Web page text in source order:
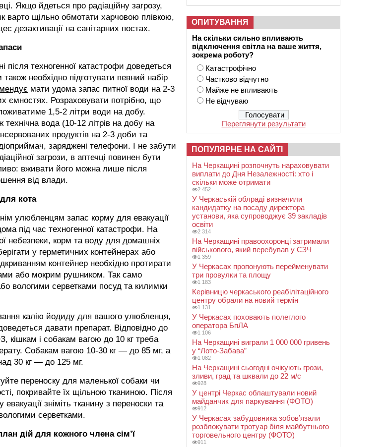
Якщо йдеться про радіаційну загрозу,
варто щільно обмотати харчовою плівкою,
дезактивації на санітарних постах.
після техногенної катастрофи доведеться
необхідно підготувати певний набір
мати удома запас питної води на 2-3
ємностях. Розраховувати потрібно, що
1,5-2 літри води на добу.
технічна вода (10-12 літрів на добу на
продуктів на 2-3 доби та
заряджені телефони. І не забути
загрози, в аптечці повинен бути
вживати його можна лише після
від влади.
кота
улюбленцям запас корму для евакуації
під час техногенної катастрофи. На
небезпеки, корм та воду для домашніх
у герметичних контейнерах або
контейнер необхідно протирати
або мокрим рушником. Так само
вологими серветками посуд та килимки
калію йодиду для вашого улюбленця,
давати препарат. Відповідно до
кішкам і собакам вагою до 10 кг треба
Собакам вагою 10-30 кг — до 85 мг, а
30 кг — до 125 мг.
переноску для маленької собаки чи
покривайте їх щільною тканиною. Після
евакуації зніміть тканину з переноски та
серветками.
дій для кожного члена сім’ї
ОПИТУВАННЯ
На скільки сильно впливають
відключення світла на ваше життя,
зокрема роботу?
Катастрофічно
Частково відчутно
Майже не впливають
Не відчуваю
Переглянути результати
ПОПУЛЯРНЕ НА САЙТІ
На Черкащині розпочнуть нараховувати
виплати до Дня Незалежності: хто і
скільки може отримати
2 452
У Черкаській облраді визначили
кандидатку на посаду директора
установи, яка супроводжує 39 закладів
освіти
2 314
На Черкащині правоохоронці затримали
військового, який перебував у СЗЧ
1 359
У Черкасах пропонують перейменувати
три провулки та площу
1 183
Керівницю черкаського реабілітаційного
центру обрали на новий термін
1 131
У Черкасах поховають полеглого
оператора БпЛА
1 106
На Черкащині виграли 1 000 000 гривень
у “Лото-Забава”
1 082
На Черкащині сьогодні очікують грози,
зливи, град та шквали до 22 м/с
928
У центрі Черкас облаштували новий
майданчик для паркування (ФОТО)
912
У Черкасах забудовника зобов’язали
розблокувати тротуар біля майбутнього
торговельного центру (ФОТО)
911